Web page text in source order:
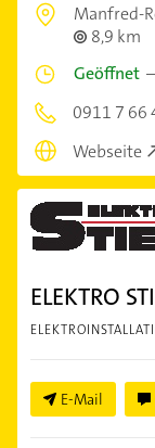
Manfred-
8,9 km
Geöffnet –
0911 7 66
Webseite
ELEKTRO
E-Mail